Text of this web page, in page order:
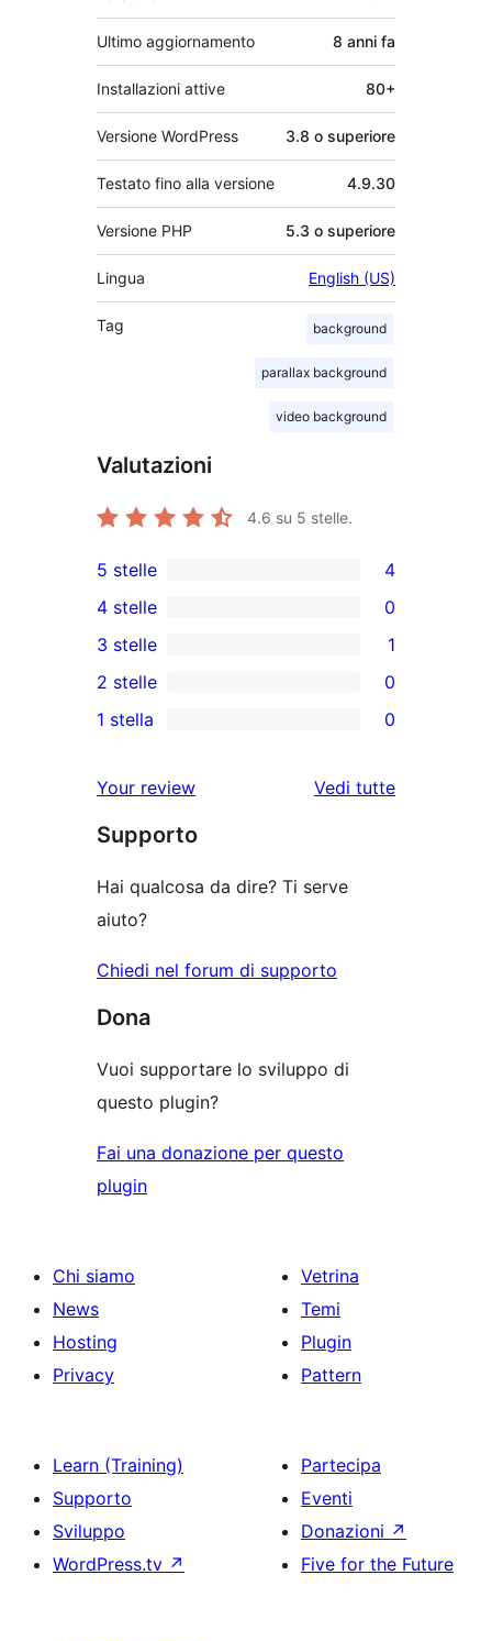
Ultimo aggiornamento 8 anni fa
Installazioni attive 80+
Versione WordPress 3.8 o superiore
Testato fino alla versione 4.9.30
Versione PHP 5.3 o superiore
Lingua English (US)
Tag background
parallax background
video background
Valutazioni
4.6 su 5 stelle.
4
recensioni
a
5-
stelle
5 stelle 4
recensioni
a
4-
4 stelle 0
1
3-
recensioni
stelle
3 stelle 1
recensioni
2-
stelle
2 stelle 0
a
1-
1 stella 0
Your review Vedi tuttele
Supporto
Hai qualcosa da dire? Ti serve
aiuto?
Chiedi nel forum di supporto
Dona
Vuoi supportare lo sviluppo di
questo plugin?
Fai una donazione per questo
plugin
Chi siamo
News
Hosting
Privacy
Vetrina
Temi
Plugin
Pattern
Learn (Training)
Supporto
Sviluppo
WordPress.tv ↗
Partecipa
Eventi
Donazioni ↗
Five for the Future